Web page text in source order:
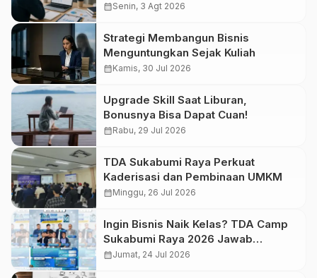
calendar_monthSenin, 3 Agt 2026
Strategi Membangun Bisnis
Menguntungkan Sejak Kuliah
calendar_monthKamis, 30 Jul 2026
Upgrade Skill Saat Liburan,
Bonusnya Bisa Dapat Cuan!
calendar_monthRabu, 29 Jul 2026
TDA Sukabumi Raya Perkuat
Kaderisasi dan Pembinaan UMKM
calendar_monthMinggu, 26 Jul 2026
Ingin Bisnis Naik Kelas? TDA Camp
Sukabumi Raya 2026 Jawab
Tantangannya
calendar_monthJumat, 24 Jul 2026